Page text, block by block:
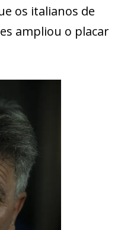
os italianos de
ampliou o placar